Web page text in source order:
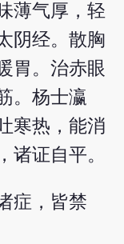
薄气厚，轻
阴经。散胸
胃。治赤眼
。杨士瀛
寒热，能消
诸证自平。
症，皆禁